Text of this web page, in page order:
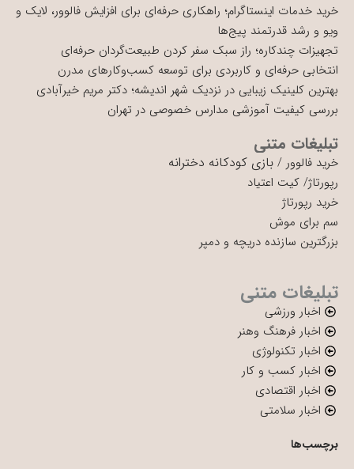
خرید خدمات اینستاگرام؛ راهکاری حرفه‌ای برای افزایش فالوور، لایک و
ویو و رشد قدرتمند پیج‌ها
تجهیزات چندکاره؛ راز سبک سفر کردن طبیعت‌گردان حرفه‌ای
انتخابی حرفه‌ای و کاربردی برای توسعه کسب‌وکارهای مدرن
بهترین کلینیک زیبایی در نزدیک شهر اندیشه؛ دکتر مریم خیرآبادی
بررسی کیفیت آموزشی مدارس خصوصی در تهران
تبلیغات متنی
خرید فالوور / بازی کودکانه دخترانه
رپورتاژ/ کیت اعتیاد
خرید رپورتاژ
سم برای موش
بزرگترین سازنده دریچه و دمپر
تبلیغات متنی
اخبار ورزشی
اخبار فرهنگ وهنر
اخبار تکنولوژی
اخبار کسب و کار
اخبار اقتصادی
اخبار سلامتی
برچسب‌ها